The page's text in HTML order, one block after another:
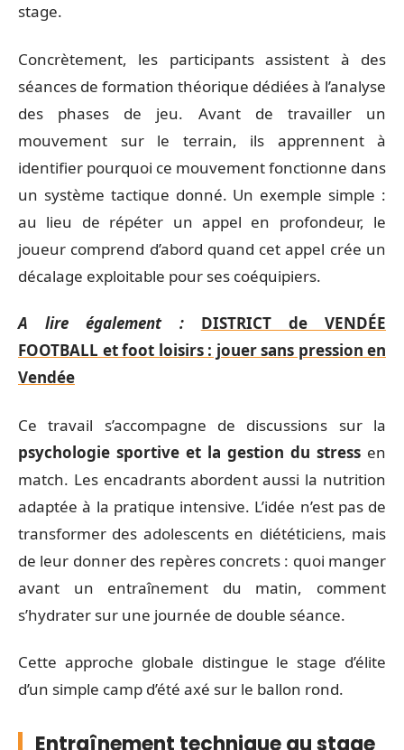
stage.
Concrètement, les participants assistent à des
séances de formation théorique dédiées à l’analyse
des phases de jeu. Avant de travailler un
mouvement sur le terrain, ils apprennent à
identifier pourquoi ce mouvement fonctionne dans
un système tactique donné. Un exemple simple :
au lieu de répéter un appel en profondeur, le
joueur comprend d’abord quand cet appel crée un
décalage exploitable pour ses coéquipiers.
A lire également :
DISTRICT de VENDÉE
FOOTBALL et foot loisirs : jouer sans pression en
Vendée
Ce travail s’accompagne de discussions sur la
psychologie sportive et la gestion du stress en
match. Les encadrants abordent aussi la nutrition
adaptée à la pratique intensive. L’idée n’est pas de
transformer des adolescents en diététiciens, mais
de leur donner des repères concrets : quoi manger
avant un entraînement du matin, comment
s’hydrater sur une journée de double séance.
Cette approche globale distingue le stage d’élite
d’un simple camp d’été axé sur le ballon rond.
Entraînement technique au stage